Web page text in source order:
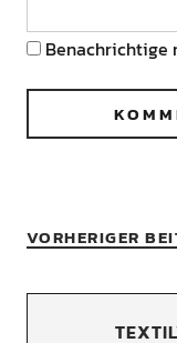
Benachrichtige
VORHERIGER